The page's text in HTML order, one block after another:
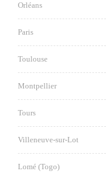
Orléans
Paris
Toulouse
Montpellier
Tours
Villeneuve-sur-Lot
Lomé (Togo)